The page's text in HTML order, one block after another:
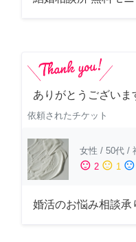
ありがとうございま
依頼されたチケット
女性 / 50代 /
sentiment_satisfied 2 sentiment_neutral 1 sentiment_dissatisfied
婚活のお悩み相談承